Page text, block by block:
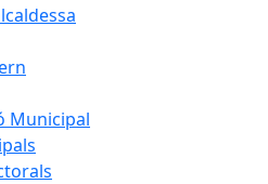
Municipal